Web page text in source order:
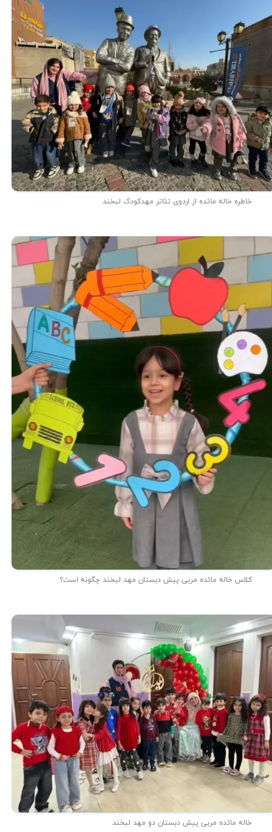
خاطره خاله مائده از اردوی تئاتر مهدکودک لبخند
کلاس خاله مائده مربی پیش دبستان مهد لبخند چگونه است؟
خاله مائده مربی پیش دبستان دو مهد لبخند